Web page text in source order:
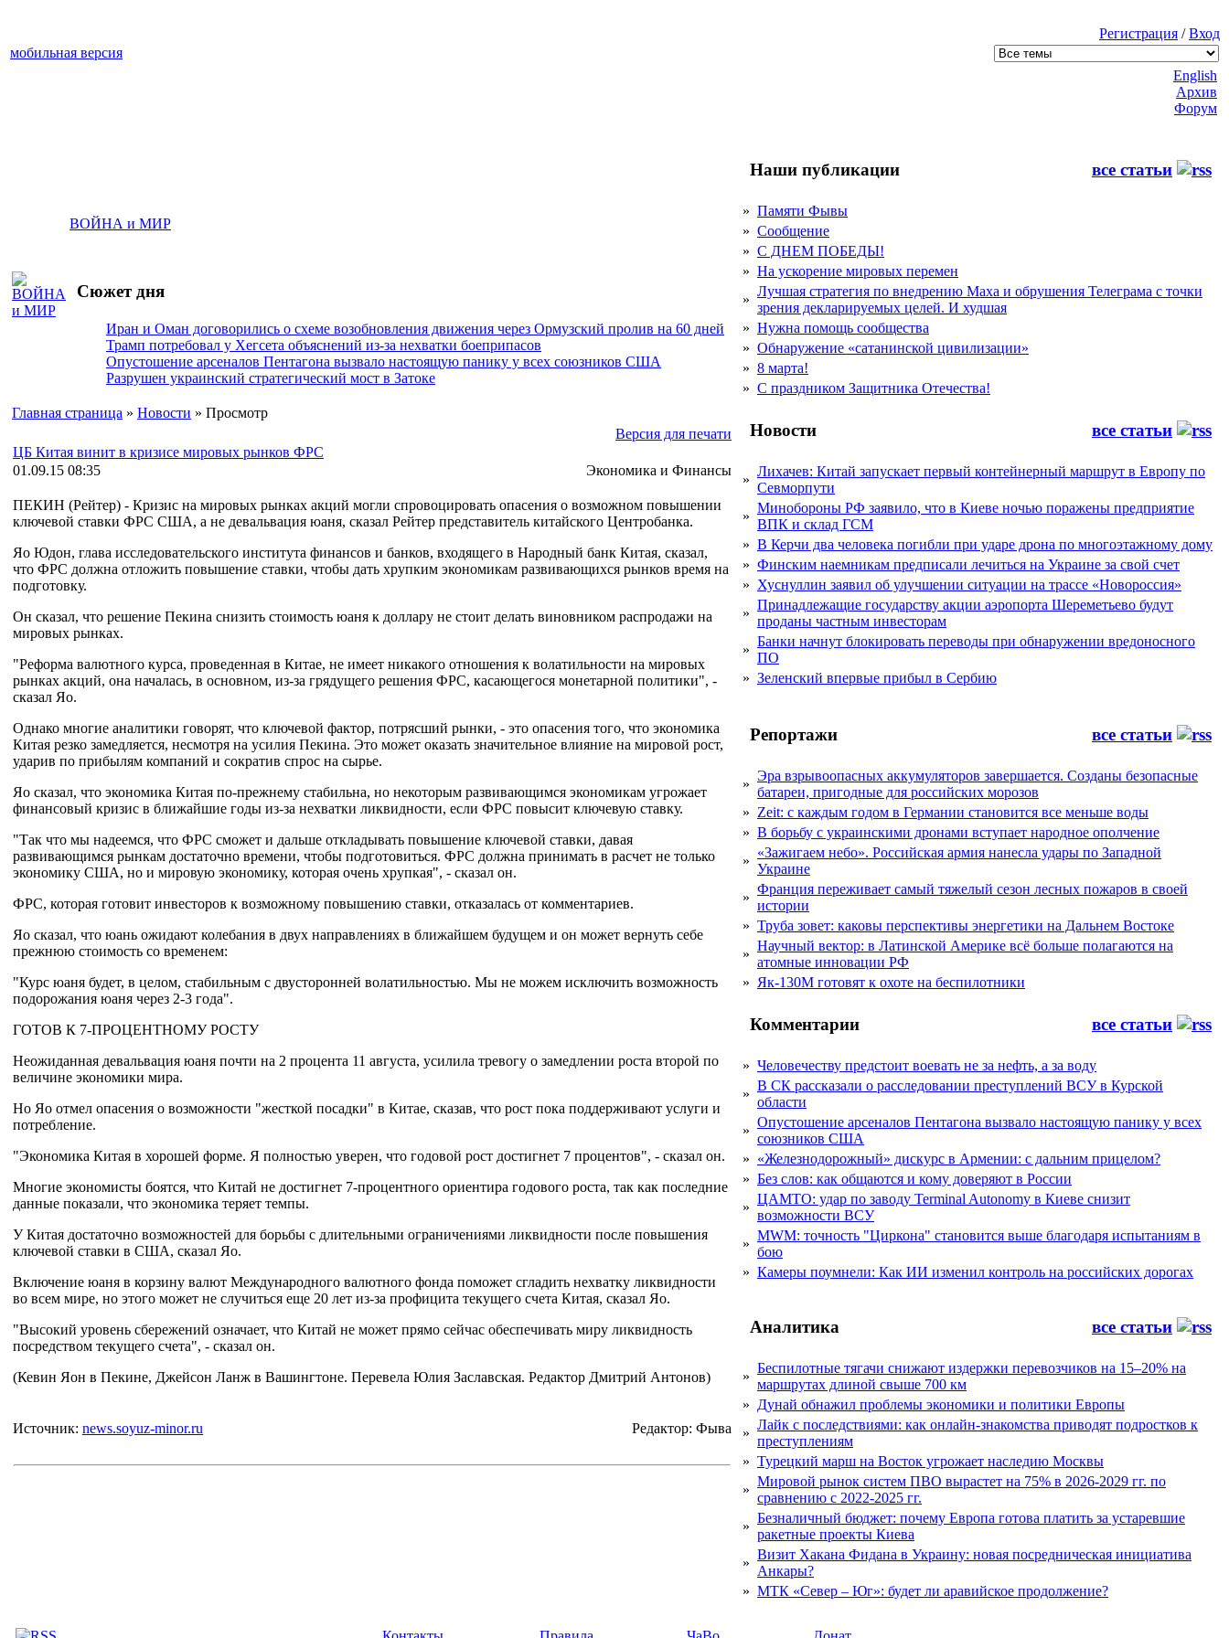
Регистрация /Вход
мобильная версия
ВОЙНА и МИР
Сюжет дня
Иран и Оман договорились о схеме возобновления движения через Ормузский пролив на 60 дней
Трамп потребовал у Хегсета объяснений из-за нехватки боеприпасов
Опустошение арсеналов Пентагона вызвало настоящую панику у всех союзников США
Разрушен украинский стратегический мост в Затоке
Главная страница » Новости » Просмотр
Версия для печати
ЦБ Китая винит в кризисе мировых рынков ФРС
01.09.15 08:35
Экономика и Финансы
ПЕКИН (Рейтер) - Кризис на мировых рынках акций могли спровоцировать опасения о возможном повышении
ключевой ставки ФРС США, а не девальвация юаня, сказал Рейтер представитель китайского Центробанка.
Яо Юдон, глава исследовательского института финансов и банков, входящего в Народный банк Китая, сказал,
что ФРС должна отложить повышение ставки, чтобы дать хрупким экономикам развивающихся рынков время на
подготовку.
Он сказал, что решение Пекина снизить стоимость юаня к доллару не стоит делать виновником распродажи на
мировых рынках.
"Реформа валютного курса, проведенная в Китае, не имеет никакого отношения к волатильности на мировых
рынках акций, она началась, в основном, из-за грядущего решения ФРС, касающегося монетарной политики", -
сказал Яо.
Однако многие аналитики говорят, что ключевой фактор, потрясший рынки, - это опасения того, что экономика
Китая резко замедляется, несмотря на усилия Пекина. Это может оказать значительное влияние на мировой рост,
ударив по прибылям компаний и сократив спрос на сырье.
Яо сказал, что экономика Китая по-прежнему стабильна, но некоторым развивающимся экономикам угрожает
финансовый кризис в ближайшие годы из-за нехватки ликвидности, если ФРС повысит ключевую ставку.
"Так что мы надеемся, что ФРС сможет и дальше откладывать повышение ключевой ставки, давая
развивающимся рынкам достаточно времени, чтобы подготовиться. ФРС должна принимать в расчет не только
экономику США, но и мировую экономику, которая очень хрупкая", - сказал он.
ФРС, которая готовит инвесторов к возможному повышению ставки, отказалась от комментариев.
Яо сказал, что юань ожидают колебания в двух направлениях в ближайшем будущем и он может вернуть себе
прежнюю стоимость со временем:
"Курс юаня будет, в целом, стабильным с двусторонней волатильностью. Мы не можем исключить возможность
подорожания юаня через 2-3 года".
ГОТОВ К 7-ПРОЦЕНТНОМУ РОСТУ
Неожиданная девальвация юаня почти на 2 процента 11 августа, усилила тревогу о замедлении роста второй по
величине экономики мира.
Но Яо отмел опасения о возможности "жесткой посадки" в Китае, сказав, что рост пока поддерживают услуги и
потребление.
"Экономика Китая в хорошей форме. Я полностью уверен, что годовой рост достигнет 7 процентов", - сказал он.
Многие экономисты боятся, что Китай не достигнет 7-процентного ориентира годового роста, так как последние
данные показали, что экономика теряет темпы.
У Китая достаточно возможностей для борьбы с длительными ограничениями ликвидности после повышения
ключевой ставки в США, сказал Яо.
Включение юаня в корзину валют Международного валютного фонда поможет сгладить нехватку ликвидности
во всем мире, но этого может не случиться еще 20 лет из-за профицита текущего счета Китая, сказал Яо.
"Высокий уровень сбережений означает, что Китай не может прямо сейчас обеспечивать миру ликвидность
посредством текущего счета", - сказал он.
(Кевин Яон в Пекине, Джейсон Ланж в Вашингтоне. Перевела Юлия Заславская. Редактор Дмитрий Антонов)
Источник: news.soyuz-minor.ru Редактор: Фыва
English
Архив
Форум
Наши публикации все статьи
» Памяти Фывы
» Сообщение
» С ДНЕМ ПОБЕДЫ!
» На ускорение мировых перемен
»
Лучшая стратегия по внедрению Маха и обрушения Телеграма с точки
зрения декларируемых целей. И худшая
» Нужна помощь сообщества
» Обнаружение «сатанинской цивилизации»
» 8 марта!
» С праздником Защитника Отечества!
Новости все статьи
»
Лихачев: Китай запускает первый контейнерный маршрут в Европу по
Севморпути
»
Минобороны РФ заявило, что в Киеве ночью поражены предприятие
ВПК и склад ГСМ
» В Керчи два человека погибли при ударе дрона по многоэтажному дому
» Финским наемникам предписали лечиться на Украине за свой счет
» Хуснуллин заявил об улучшении ситуации на трассе «Новороссия»
»
Принадлежащие государству акции аэропорта Шереметьево будут
проданы частным инвесторам
»
Банки начнут блокировать переводы при обнаружении вредоносного
ПО
» Зеленский впервые прибыл в Сербию
Репортажи все статьи
»
Эра взрывоопасных аккумуляторов завершается. Созданы безопасные
батареи, пригодные для российских морозов
» Zeit: с каждым годом в Германии становится все меньше воды
» В борьбу с украинскими дронами вступает народное ополчение
»
«Зажигаем небо». Российская армия нанесла удары по Западной
Украине
»
Франция переживает самый тяжелый сезон лесных пожаров в своей
истории
» Труба зовет: каковы перспективы энергетики на Дальнем Востоке
»
Научный вектор: в Латинской Америке всё больше полагаются на
атомные инновации РФ
» Як-130М готовят к охоте на беспилотники
Комментарии все статьи
» Человечеству предстоит воевать не за нефть, а за воду
»
В СК рассказали о расследовании преступлений ВСУ в Курской
области
»
Опустошение арсеналов Пентагона вызвало настоящую панику у всех
союзников США
» «Железнодорожный» дискурс в Армении: с дальним прицелом?
» Без слов: как общаются и кому доверяют в России
»
ЦАМТО: удар по заводу Terminal Autonomy в Киеве снизит
возможности ВСУ
»
MWM: точность "Циркона" становится выше благодаря испытаниям в
бою
» Камеры поумнели: Как ИИ изменил контроль на российских дорогах
Аналитика все статьи
»
Беспилотные тягачи снижают издержки перевозчиков на 15–20% на
маршрутах длиной свыше 700 км
» Дунай обнажил проблемы экономики и политики Европы
»
Лайк с последствиями: как онлайн-знакомства приводят подростков к
преступлениям
» Турецкий марш на Восток угрожает наследию Москвы
»
Мировой рынок систем ПВО вырастет на 75% в 2026-2029 гг. по
сравнению с 2022-2025 гг.
»
Безналичный бюджет: почему Европа готова платить за устаревшие
ракетные проекты Киева
»
Визит Хакана Фидана в Украину: новая посредническая инициатива
Анкары?
» МТК «Север – Юг»: будет ли аравийское продолжение?